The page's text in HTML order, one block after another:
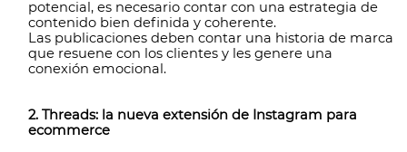
potencial, es necesario contar con una estrategia de
contenido bien definida y coherente.
Las publicaciones deben contar una historia de marca
que resuene con los clientes y les genere una
conexión emocional.
2. Threads: la nueva extensión de Instagram para
ecommerce